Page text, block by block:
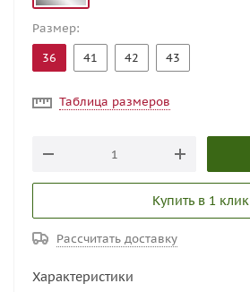
Размер:
36
41 42 43
Таблица размеров
Купить в 1 клик
Рассчитать доставку
Характеристики